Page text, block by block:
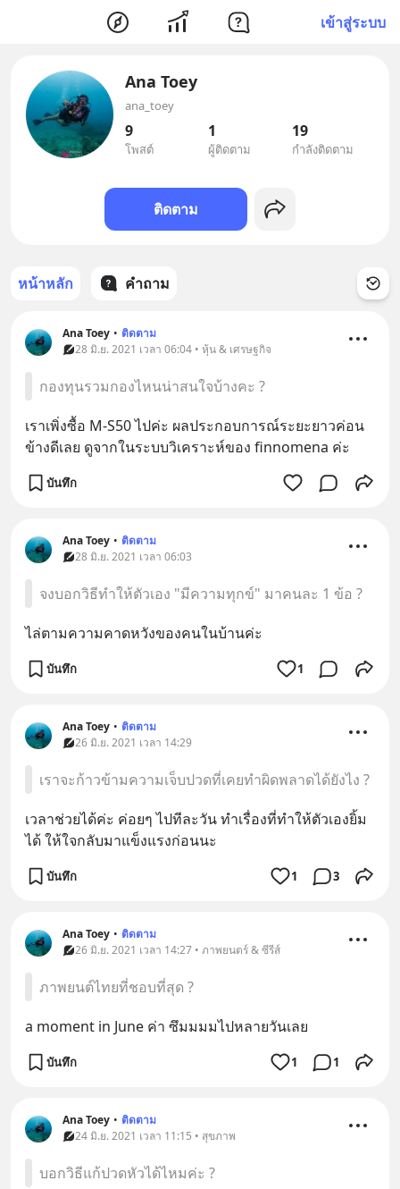
เข้าสู่ระบบ
Ana Toey
ana_toey
9
โพสต์
1
ผู้ติดตาม
19
กำลังติดตาม
ติดตาม
หน้าหลัก คำถาม
Ana Toey • ติดตาม
28 มิ.ย. 2021 เวลา 06:04 • หุ้น & เศรษฐกิจ
กองทุนรวมกองไหนน่าสนใจบ้างคะ ?
เราเพิ่งซื้อ M-S50 ไปค่ะ ผลประกอบการณ์ระยะยาวค่อน
ข้างดีเลย ดูจากในระบบวิเคราะห์ของ finnomena ค่ะ
บันทึก
Ana Toey • ติดตาม
28 มิ.ย. 2021 เวลา 06:03
จงบอกวิธีทำให้ตัวเอง "มีความทุกข์" มาคนละ 1 ข้อ ?
ไล่ตามความคาดหวังของคนในบ้านค่ะ
บันทึก 1
Ana Toey • ติดตาม
26 มิ.ย. 2021 เวลา 14:29
เราจะก้าวข้ามความเจ็บปวดที่เคยทำผิดพลาดได้ยังไง ?
เวลาช่วยได้ค่ะ ค่อยๆ ไปทีละวัน ทำเรื่องที่ทำให้ตัวเองยิ้ม
ได้ ให้ใจกลับมาแข็งแรงก่อนนะ
บันทึก 1 3
Ana Toey • ติดตาม
26 มิ.ย. 2021 เวลา 14:27 • ภาพยนตร์ & ซีรีส์
ภาพยนต์ไทยที่ชอบที่สุด ?
a moment in June ค่า ซึมมมมไปหลายวันเลย
บันทึก 1 1
Ana Toey • ติดตาม
24 มิ.ย. 2021 เวลา 11:15 • สุขภาพ
บอกวิธีแก้ปวดหัวได้ไหมค่ะ ?